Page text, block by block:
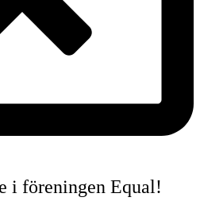
i föreningen Equal!